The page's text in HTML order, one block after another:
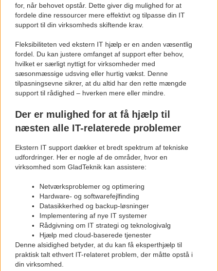
for, når behovet opstår. Dette giver dig mulighed for at
fordele dine ressourcer mere effektivt og tilpasse din IT
support til din virksomheds skiftende krav.
Fleksibiliteten ved ekstern IT hjælp er en anden væsentlig
fordel. Du kan justere omfanget af support efter behov,
hvilket er særligt nyttigt for virksomheder med
sæsonmæssige udsving eller hurtig vækst. Denne
tilpasningsevne sikrer, at du altid har den rette mængde
support til rådighed – hverken mere eller mindre.
Der er mulighed for at få hjælp til
næsten alle IT-relaterede problemer
Ekstern IT support dækker et bredt spektrum af tekniske
udfordringer. Her er nogle af de områder, hvor en
virksomhed som GladTeknik kan assistere:
Netværksproblemer og optimering
Hardware- og softwarefejlfinding
Datasikkerhed og backup-løsninger
Implementering af nye IT systemer
Rådgivning om IT strategi og teknologivalg
Hjælp med cloud-baserede tjenester
Denne alsidighed betyder, at du kan få eksperthjælp til
praktisk talt ethvert IT-relateret problem, der måtte opstå i
din virksomhed.